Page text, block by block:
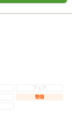
フェア
整備